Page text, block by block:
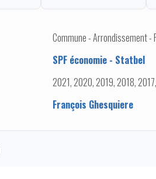
Commune - Arrondissement -
SPF économie - Statbel
2021, 2020, 2019, 2018,
François Ghesquiere